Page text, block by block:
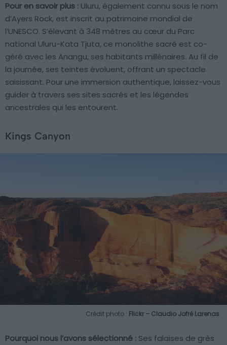
Pour en savoir plus : Uluru, également connu sous le nom
d’Ayers Rock, est inscrit au patrimoine mondial de
l’UNESCO. S’élevant à 348 mètres au cœur du Parc
national Uluru-Kata Tjuta, ce monolithe sacré est co-
géré avec les Anangu, ses habitants millénaires. Au fil de
la journée, ses teintes évoluent, offrant un spectacle
saisissant. Pour une immersion authentique, laissez-vous
guider à travers ses sites sacrés et les légendes
ancestrales qui les entourent.
Kings Canyon
Crédit photo : Flickr – Claudio Jofré Larenas
Pourquoi nous l’avons sélectionné : Ses falaises de grès